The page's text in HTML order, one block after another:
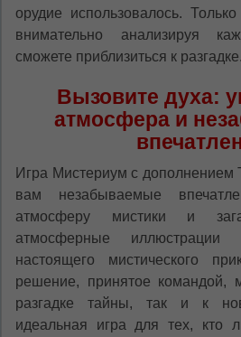
орудие использовалось.
внимательно анализируя
сможете приблизиться к разгадке.
Вызовите духа:
атмосфера и
Игра Мистериум с дополнением
вам незабываемые
атмосферу мистики и
атмосферные иллюстрации
настоящего мистического
решение, принятое командой,
разгадке тайны, так и к
идеальная игра для тех, кто